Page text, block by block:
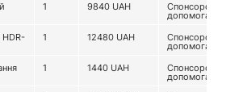
1 9840 UAH Спонсорська
допомога
1 12480 UAH Спонсорська
допомога
1 1440 UAH Спонсорська
допомога